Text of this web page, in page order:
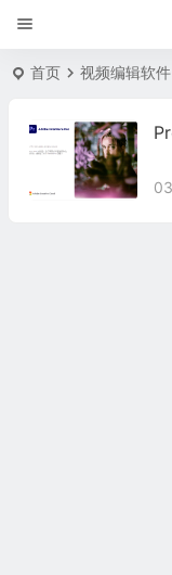
首页 视频编辑软件